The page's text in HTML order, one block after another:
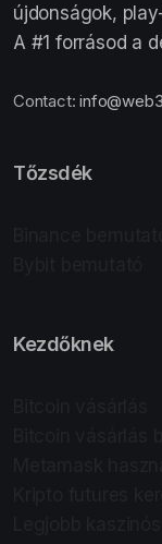
újdonságok,
A #1 forrásod a
Contact:
Tőzsdék
Kezdőknek